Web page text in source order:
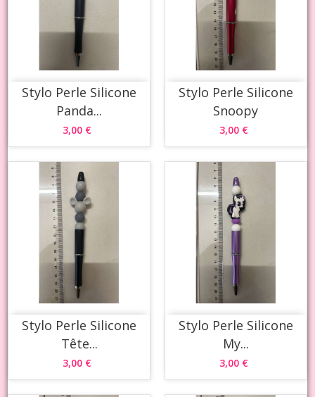
Stylo Perle Silicone
Panda...
3,00 €
Stylo Perle Silicone
Snoopy
3,00 €
Stylo Perle Silicone
Tête...
3,00 €
Stylo Perle Silicone
My...
3,00 €